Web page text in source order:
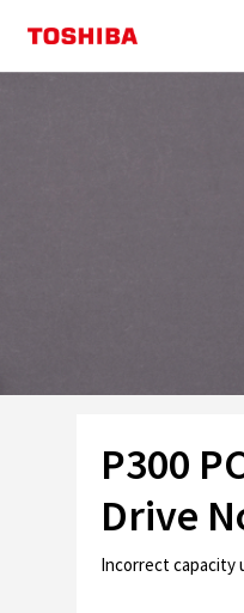
P300
Drive
Incorrect capacity